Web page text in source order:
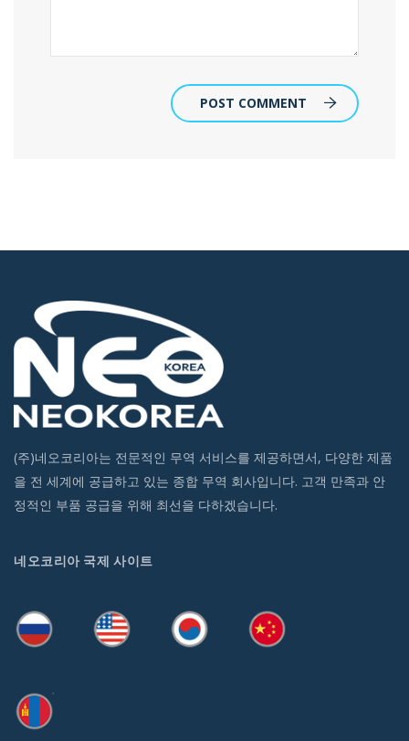
POST COMMENT
(주)네오코리아는 전문적인 무역 서비스를 제공하면서, 다양한 제품
을 전 세계에 공급하고 있는 종합 무역 회사입니다. 고객 만족과 안
정적인 부품 공급을 위해 최선을 다하겠습니다.
네오코리아 국제 사이트